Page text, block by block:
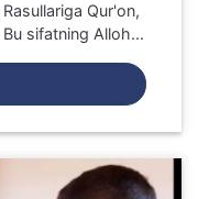
Qur'on,
sifatning Alloh...